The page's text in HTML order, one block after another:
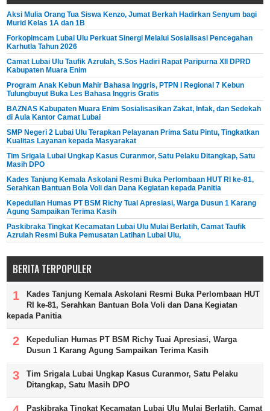
Aksi Mulia Orang Tua Siswa Kenzo, Jumat Berkah Hadirkan Senyum bagi
Murid Kelas 1A dan 1B
Forkopimcam Lubai Ulu Perkuat Sinergi Melalui Sosialisasi Pencegahan
Karhutla Tahun 2026
Camat Lubai Ulu Taufik Azrulah, S.Sos Hadiri Rapat Paripurna XII DPRD
Kabupaten Muara Enim
Program Anak Kebun Mahir Bahasa Inggris, PTPN I Regional 7 Kebun
Tulungbuyut Buka Les Bahasa Inggris Gratis
BAZNAS Kabupaten Muara Enim Sosialisasikan Zakat, Infak, dan Sedekah
di Aula Kantor Camat Lubai
SMP Negeri 2 Lubai Ulu Terapkan Pelayanan Prima Satu Pintu, Tingkatkan
Kualitas Layanan kepada Masyarakat
Tim Srigala Lubai Ungkap Kasus Curanmor, Satu Pelaku Ditangkap, Satu
Masih DPO
Kades Tanjung Kemala Askolani Resmi Buka Perlombaan HUT RI ke-81,
Serahkan Bantuan Bola Voli dan Dana Kegiatan kepada Panitia
Kepedulian Humas PT BSM Richy Tuai Apresiasi, Warga Dusun 1 Karang
Agung Sampaikan Terima Kasih
Paskibraka Tingkat Kecamatan Lubai Ulu Mulai Berlatih, Camat Taufik
Azrulah Resmi Buka Pemusatan Latihan Lubai Ulu,
BERITA TERPOPULER
Kades Tanjung Kemala Askolani Resmi Buka Perlombaan HUT
RI ke-81, Serahkan Bantuan Bola Voli dan Dana Kegiatan
kepada Panitia
Kepedulian Humas PT BSM Richy Tuai Apresiasi, Warga
Dusun 1 Karang Agung Sampaikan Terima Kasih
Tim Srigala Lubai Ungkap Kasus Curanmor, Satu Pelaku
Ditangkap, Satu Masih DPO
Paskibraka Tingkat Kecamatan Lubai Ulu Mulai Berlatih, Camat